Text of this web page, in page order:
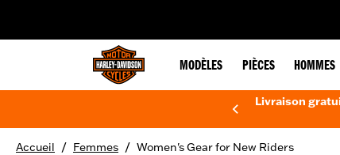
MODÈLES PIÈCES HOMMES
Livraison
Accueil / Femmes / Women's Gear for New Riders